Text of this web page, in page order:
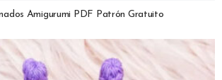
Amigurumi PDF Patrón Gratuito